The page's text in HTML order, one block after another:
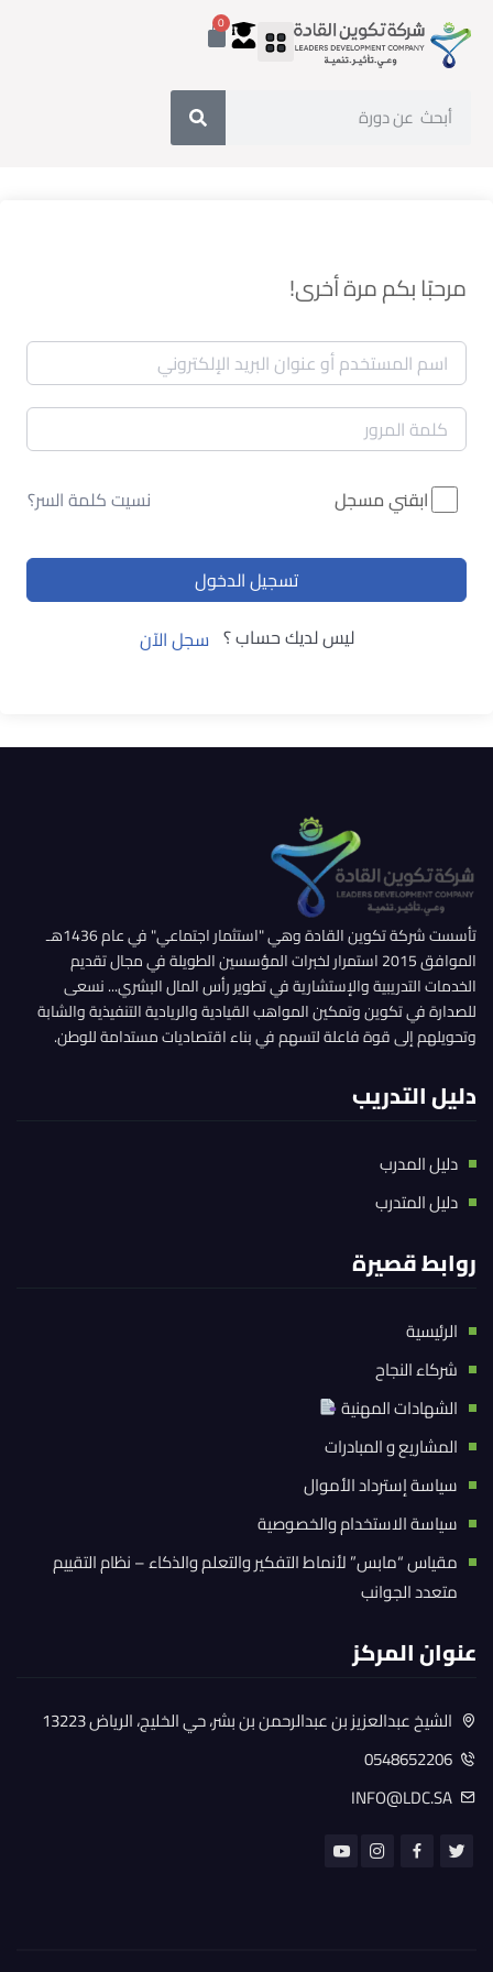
0
مرحبًا بكم مرة أخرى!
ابقني مسجل نسيت كلمة السر؟
تسجيل الدخول
ليس لديك حساب ؟ سجل الآن
تأسست شركة تكوين القادة وهي "استثمار اجتماعي" في عام 1436هـ
الموافق 2015 استمرار لخبرات المؤسسين الطويلة في مجال تقديم
الخدمات التدريبية والإستشارية في تطوير رأس المال البشري... نسعى
للصدارة في تكوين وتمكين المواهب القيادية والريادية التنفيذية والشابة
وتحويلهم إلى قوة فاعلة لتسهم في بناء اقتصاديات مستدامة للوطن.
دليل التدريب
دليل المدرب
دليل المتدرب
روابط قصيرة
الرئيسية
شركاء النجاح
الشهادات المهنية
المشاريع و المبادرات
سياسة إسترداد الأموال
سياسة الاستخدام والخصوصية
مقياس “مابس” لأنماط التفكير والتعلم والذكاء – نظام التقييم
متعدد الجوانب
عنوان المركز
الشيخ عبدالعزيز بن عبدالرحمن بن بشر، حي الخليج، الرياض 13223
0548652206
INFO@LDC.SA